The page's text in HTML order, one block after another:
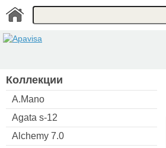
Коллекции
A.Mano
Agata s-12
Alchemy 7.0